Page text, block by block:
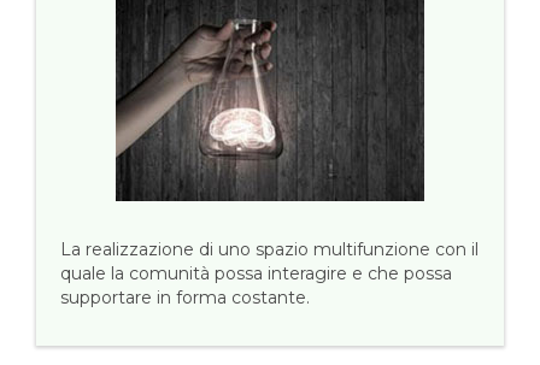
La realizzazione di uno spazio multifunzione con il
quale la comunità possa interagire e che possa
supportare in forma costante.